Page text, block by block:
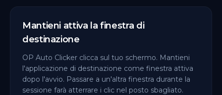
Mantieni attiva la finestra di
destinazione
OP Auto Clicker clicca sul tuo schermo. Mantieni
l'applicazione di destinazione come finestra attiva
dopo l'avvio. Passare a un'altra finestra durante la
sessione farà atterrare i clic nel posto sbagliato.